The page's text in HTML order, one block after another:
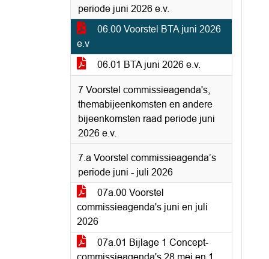
periode juni 2026 e.v.
06.00 Voorstel BTA juni 2026
e.v
06.01 BTA juni 2026 e.v.
7 Voorstel commissieagenda's,
themabijeenkomsten en andere
bijeenkomsten raad periode juni
2026 e.v.
7.a Voorstel commissieagenda’s
periode juni - juli 2026
07a.00 Voorstel
commissieagenda's juni en juli
2026
07a.01 Bijlage 1 Concept-
commissieagenda's 28 mei en 1